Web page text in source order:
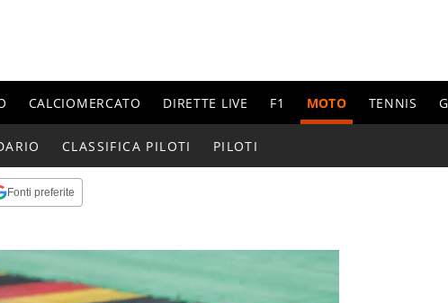
CALCIOMERCATO DIRETTE LIVE F1 MOTO TENNIS
CLASSIFICA PILOTI PILOTI
Fonti preferite